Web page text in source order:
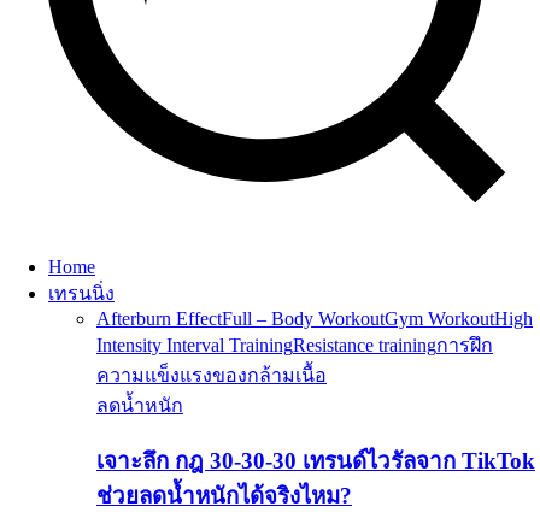
Home
เทรนนิ่ง
Afterburn EffectFull – Body WorkoutGym WorkoutHigh
Intensity Interval TrainingResistance trainingการฝึก
ความแข็งแรงของกล้ามเนื้อ
ลดน้ำหนัก
เจาะลึก กฎ 30-30-30 เทรนด์ไวรัลจาก TikTok
ช่วยลดน้ำหนักได้จริงไหม?